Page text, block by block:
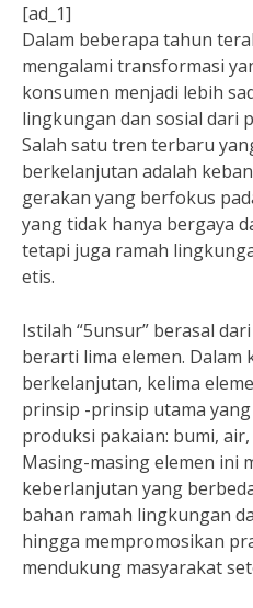
[ad_1]
Dalam beberapa tahun
mengalami transformasi
konsumen menjadi lebih
lingkungan dan sosial dari
Salah satu tren terbaru
berkelanjutan adalah
gerakan yang berfokus
yang tidak hanya bergaya
tetapi juga ramah
etis.
Istilah “5unsur” berasal
berarti lima elemen. Dalam
berkelanjutan, kelima
prinsip -prinsip utama
produksi pakaian: bumi,
Masing-masing elemen ini
keberlanjutan yang
bahan ramah lingkungan
hingga mempromosikan
mendukung masyarakat